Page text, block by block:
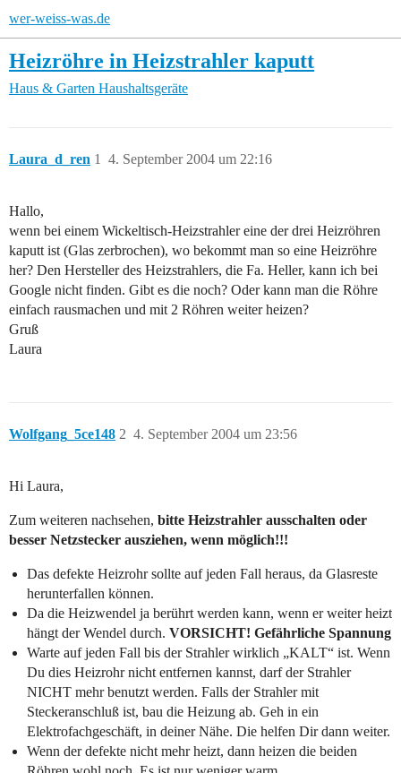
wer-weiss-was.de
Heizröhre in Heizstrahler kaputt
Haus & Garten Haushaltsgeräte
Laura_d_ren 4. September 2004 um 22:16
1
Hallo,
wenn bei einem Wickeltisch-Heizstrahler eine der drei Heizröhren
kaputt ist (Glas zerbrochen), wo bekommt man so eine Heizröhre
her? Den Hersteller des Heizstrahlers, die Fa. Heller, kann ich bei
Google nicht finden. Gibt es die noch? Oder kann man die Röhre
einfach rausmachen und mit 2 Röhren weiter heizen?
Gruß
Laura
Wolfgang_5ce148 4. September 2004 um 23:56
2
Hi Laura,
Zum weiteren nachsehen, bitte Heizstrahler ausschalten oder
besser Netzstecker ausziehen, wenn möglich!!!
Das defekte Heizrohr sollte auf jeden Fall heraus, da Glasreste
herunterfallen können.
Da die Heizwendel ja berührt werden kann, wenn er weiter heizt
hängt der Wendel durch. VORSICHT! Gefährliche Spannung
Warte auf jeden Fall bis der Strahler wirklich „KALT“ ist. Wenn
Du dies Heizrohr nicht entfernen kannst, darf der Strahler
NICHT mehr benutzt werden. Falls der Strahler mit
Steckeranschluß ist, bau die Heizung ab. Geh in ein
Elektrofachgeschäft, in deiner Nähe. Die helfen Dir dann weiter.
Wenn der defekte nicht mehr heizt, dann heizen die beiden